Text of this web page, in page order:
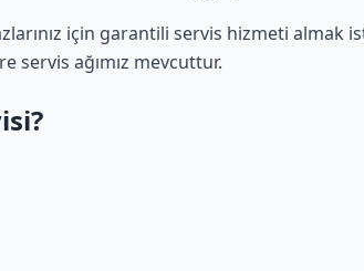
için garantili servis hizmeti almak
servis ağımız mevcuttur.